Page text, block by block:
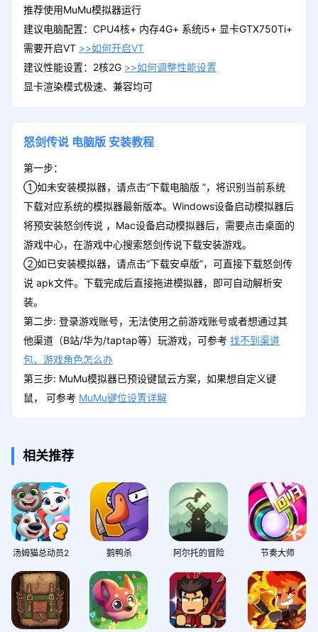
推荐使用MuMu模拟器运行
建议电脑配置：CPU4核+ 内存4G+ 系统i5+ 显卡GTX750Ti+
需要开启VT >>如何开启VT
建议性能设置：2核2G >>如何调整性能设置
显卡渲染模式极速、兼容均可
怒剑传说 电脑版 安装教程
第一步：
①如未安装模拟器，请点击“下载电脑版 ”，将识别当前系统
下载对应系统的模拟器最新版本。Windows设备启动模拟器后
将预安装怒剑传说 ，Mac设备启动模拟器后，需要点击桌面的
游戏中心，在游戏中心搜索怒剑传说下载安装游戏。
②如已安装模拟器，请点击“下载安卓版”，可直接下载怒剑传
说 apk文件。下载完成后直接拖进模拟器，即可自动解析安
装。
第二步: 登录游戏账号，无法使用之前游戏账号或者想通过其
他渠道（B站/华为/taptap等）玩游戏，可参考 找不到渠道
包、游戏角色怎么办
第三步: MuMu模拟器已预设键鼠云方案，如果想自定义键
鼠， 可参考 MuMu键位设置详解
相关推荐
汤姆猫总动员2 鹅鸭杀 阿尔托的冒险 节奏大师